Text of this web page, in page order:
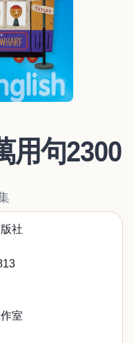
用句2300
社
室